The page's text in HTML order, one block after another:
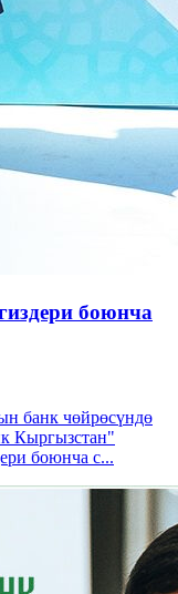
боюнча
банк чөйрөсүндө
Кыргызстан"
боюнча с...